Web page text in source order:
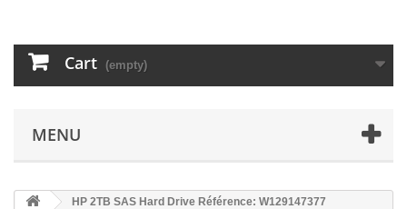
Cart (empty)
MENU
HP 2TB SAS Hard Drive Référence: W129147377